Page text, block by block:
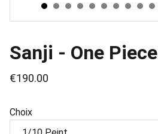
Sanji - One Piece
€190.00
Choix